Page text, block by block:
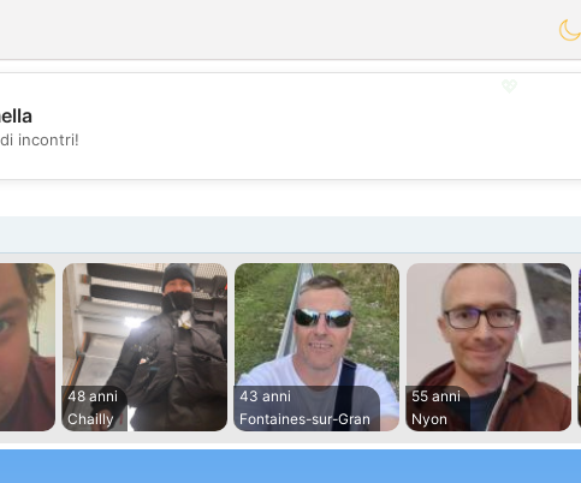
💕
incontri!
48 anni
Chailly
43 anni
Fontaines-sur-Gran
55 anni
Nyon